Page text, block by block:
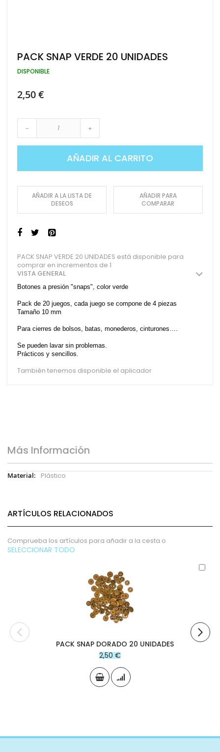
Saltar
al
comienzo
galería
PACK SNAP VERDE 20 UNIDADES
DISPONIBLE
2,50 €
- +
AÑADIR AL CARRITO
AÑADIR A LA LISTA DE
DESEOS
AÑADIR PARA
COMPARAR
PACK SNAP VERDE 20 UNIDADES está disponible para
comprar en incrementos de 1
VISTA GENERAL
Botones a presión "snaps", color verde
Pack de 20 juegos, cada juego se compone de 4 piezas
Tamaño 10 mm
Para cierres de bolsos, batas, monederos, cinturones….
Se pueden lavar sin problemas.
Prácticos y sencillos.
También tenemos disponible el aplicador
Más Información
Más
Plástico
ARTÍCULOS RELACIONADOS
Comprueba los artículos para añadir a la cesta o
SELECCIONAR TODO
PACK SNAP DORADO 20 UNIDADES
2,50 €